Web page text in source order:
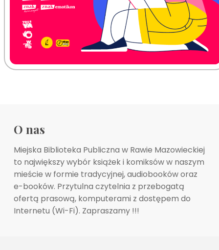
O nas
Miejska Biblioteka Publiczna w Rawie Mazowieckiej
to największy wybór książek i komiksów w naszym
mieście w formie tradycyjnej, audiobooków oraz
e-booków. Przytulna czytelnia z przebogatą
ofertą prasową, komputerami z dostępem do
Internetu (Wi-Fi). Zapraszamy !!!